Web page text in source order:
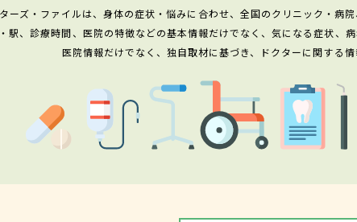
ーズ・ファイルは、身体の症状・悩みに合わせ、全国のクリニック・病
駅、診療時間、医院の特徴などの基本情報だけでなく、気になる症状、
医院情報だけでなく、独自取材に基づき、ドクターに関する